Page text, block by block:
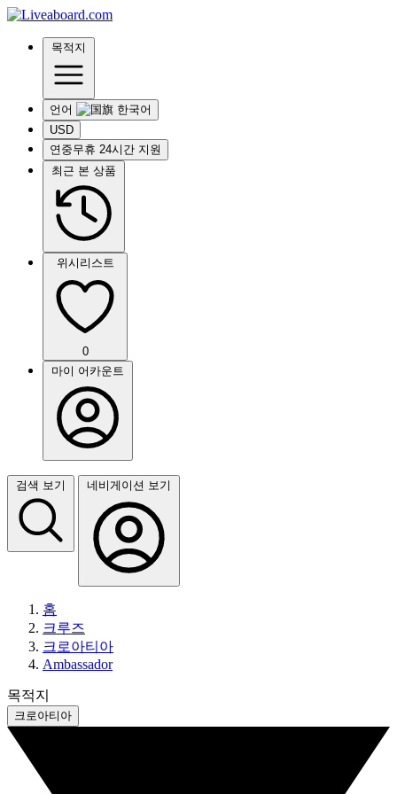
목적지
언어
USD
연중무휴 24시간 지원
최근 본 상품
위시리스트
0
마이 어카운트
검색 보기 네비게이션 보기
홈
크루즈
크로아티아
Ambassador
목적지
크로아티아